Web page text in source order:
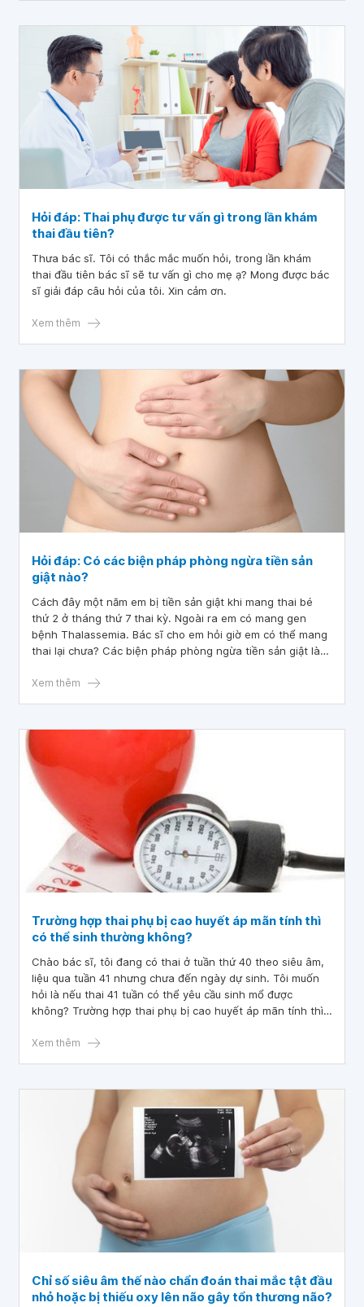
Hỏi đáp: Thai phụ được tư vấn gì trong lần khám
thai đầu tiên?
Thưa bác sĩ. Tôi có thắc mắc muốn hỏi, trong lần khám
thai đầu tiên bác sĩ sẽ tư vấn gì cho mẹ ạ? Mong được bác
sĩ giải đáp câu hỏi của tôi. Xin cảm ơn.
Xem thêm
Hỏi đáp: Có các biện pháp phòng ngừa tiền sản
giật nào?
Cách đây một năm em bị tiền sản giật khi mang thai bé
thứ 2 ở tháng thứ 7 thai kỳ. Ngoài ra em có mang gen
bệnh Thalassemia. Bác sĩ cho em hỏi giờ em có thể mang
thai lại chưa? Các biện pháp phòng ngừa tiền sản giật là
thai kỳ khỏe mạnh? Mong bác sĩ tư vấn giúp em. Em xin
Xem thêm
Trường hợp thai phụ bị cao huyết áp mãn tính thì
có thể sinh thường không?
Chào bác sĩ, tôi đang có thai ở tuần thứ 40 theo siêu âm,
liệu qua tuần 41 nhưng chưa đến ngày dự sinh. Tôi muốn
hỏi là nếu thai 41 tuần có thể yêu cầu sinh mổ được
không? Trường hợp thai phụ bị cao huyết áp mãn tính thì
Xem thêm
Chỉ số siêu âm thế nào chẩn đoán thai mắc tật đầu
nhỏ hoặc bị thiếu oxy lên não gây tổn thương não?